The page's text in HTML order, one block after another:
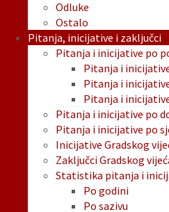
Odluke
Ostalo
Pitanja, inicijative i zaključci
Pitanja i inicijative po
Pitanja i
Pitanja i
Pitanja i
Pitanja i inicijative po
Pitanja i inicijative po
Inicijative Gradskog
Zaključci Gradskog
Statistika pitanja i
Po godini
Po sazivu